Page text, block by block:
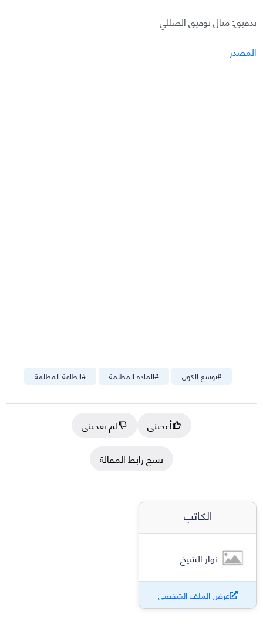
تدقيق: منال توفيق الضللي
المصدر
#الطاقة المظلمة #المادة المظلمة #توسع الكون
أعجبني
لم يعجبني
نسخ رابط المقالة
الكاتب
نوار الشيخ
عرض الملف الشخصي